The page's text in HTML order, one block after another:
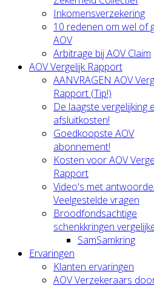
Inkomensverzekering
10 redenen om wel of
AOV
Arbitrage bij AOV Claim
AOV Vergelijk Rapport
AANVRAGEN AOV
Rapport (Tip!)
De laagste vergelijking
afsluitkosten!
Goedkoopste AOV
abonnement!
Kosten voor AOV
Rapport
Video's met
Veelgestelde vragen
Broodfondsachtige
schenkkringen
SamSamkring
Ervaringen
Klanten ervaringen
AOV Verzekeraars